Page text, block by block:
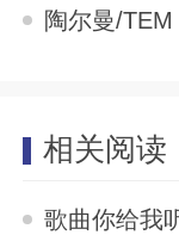
陶尔曼/TEM
相关阅读
歌曲你给我